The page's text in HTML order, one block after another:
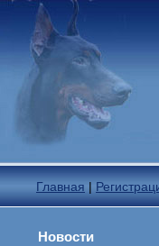
Главная |
Новости